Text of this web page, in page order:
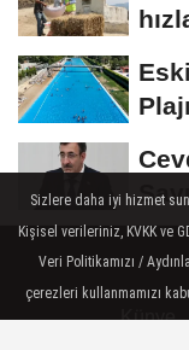
Künye
Sizlere daha iyi hizmet
Kişisel verileriniz, KVKK ve
Veri Politikamızı /
çerezleri kullanmamızı